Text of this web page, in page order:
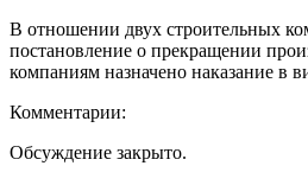
В отношении двух строительных
постановление о прекращении
компаниям назначено наказание в
Комментарии:
Обсуждение закрыто.